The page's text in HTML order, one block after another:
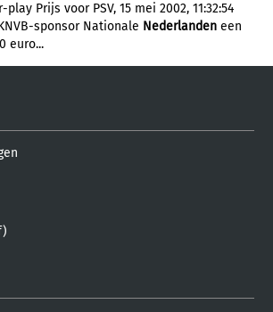
play Prijs voor PSV, 15 mei 2002, 11:32:54
sponsor Nationale Nederlanden een
euro...